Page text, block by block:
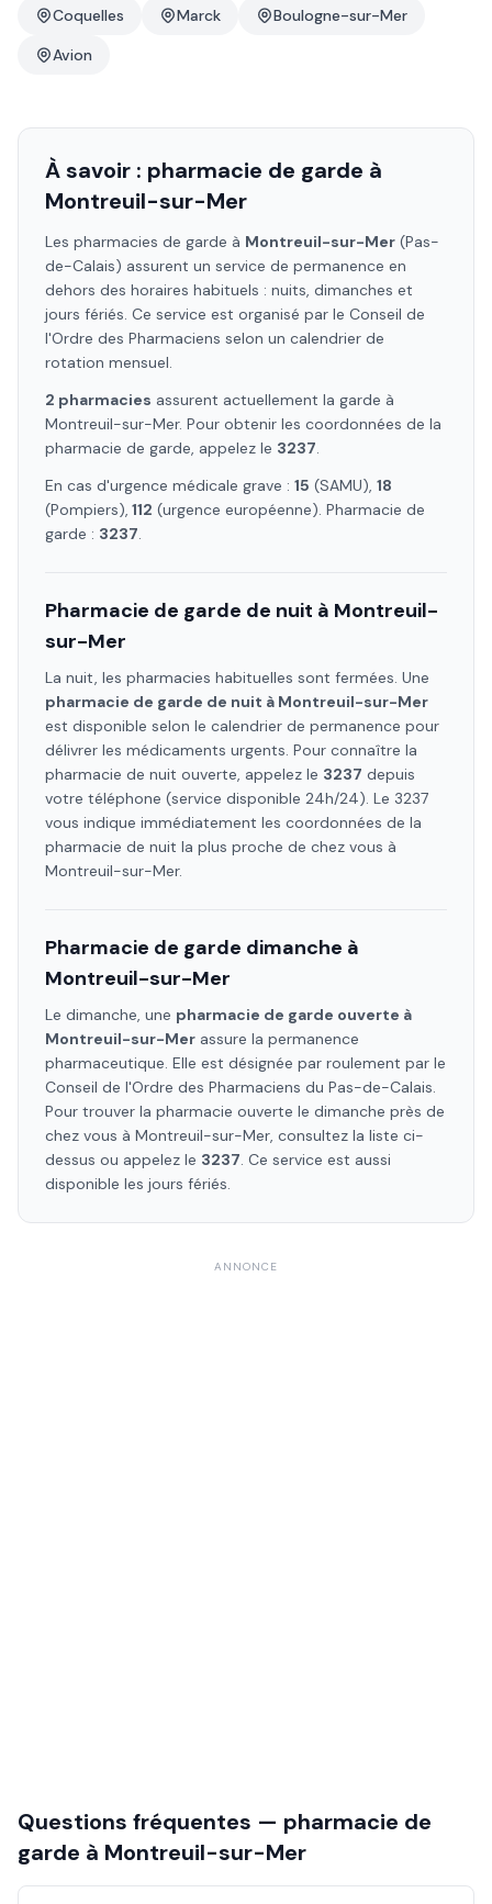
Coquelles Marck
Boulogne-sur-Mer
Avion
À savoir : pharmacie de garde à
Montreuil-sur-Mer
Les pharmacies de garde à Montreuil-sur-Mer (Pas-
de-Calais) assurent un service de permanence en
dehors des horaires habituels : nuits, dimanches et
jours fériés. Ce service est organisé par le Conseil de
l'Ordre des Pharmaciens selon un calendrier de
rotation mensuel.
2 pharmacies assurent actuellement la garde à
Montreuil-sur-Mer. Pour obtenir les coordonnées de la
pharmacie de garde, appelez le 3237.
En cas d'urgence médicale grave : 15 (SAMU), 18
(Pompiers), 112 (urgence européenne). Pharmacie de
garde : 3237.
Pharmacie de garde de nuit à Montreuil-
sur-Mer
La nuit, les pharmacies habituelles sont fermées. Une
pharmacie de garde de nuit à Montreuil-sur-Mer
est disponible selon le calendrier de permanence pour
délivrer les médicaments urgents. Pour connaître la
pharmacie de nuit ouverte, appelez le 3237 depuis
votre téléphone (service disponible 24h/24). Le 3237
vous indique immédiatement les coordonnées de la
pharmacie de nuit la plus proche de chez vous à
Montreuil-sur-Mer.
Pharmacie de garde dimanche à
Montreuil-sur-Mer
Le dimanche, une pharmacie de garde ouverte à
Montreuil-sur-Mer assure la permanence
pharmaceutique. Elle est désignée par roulement par le
Conseil de l'Ordre des Pharmaciens du Pas-de-Calais.
Pour trouver la pharmacie ouverte le dimanche près de
chez vous à Montreuil-sur-Mer, consultez la liste ci-
dessus ou appelez le 3237. Ce service est aussi
disponible les jours fériés.
ANNONCE
Questions fréquentes — pharmacie de
garde à Montreuil-sur-Mer